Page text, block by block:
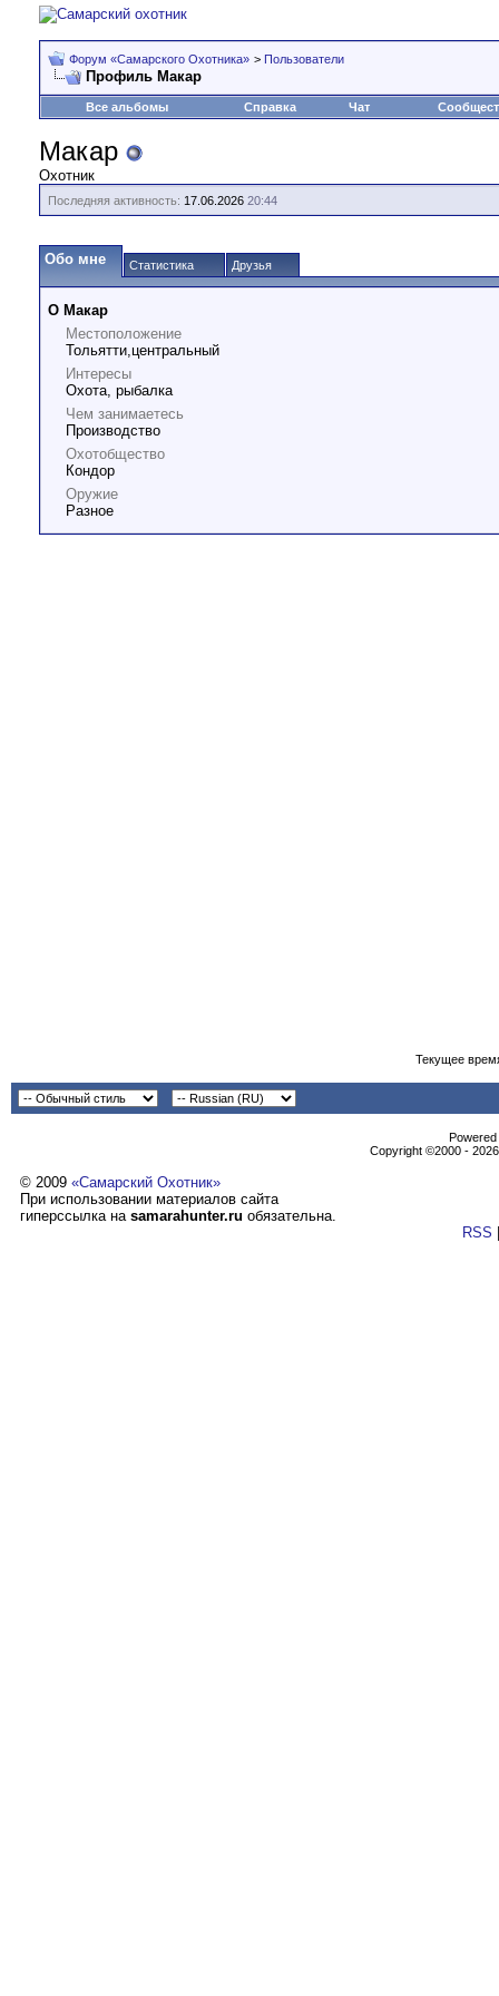
Форум «Самарского Охотника» > Пользователи
Профиль Макар
Все альбомы Справка Чат
Макар
Охотник
Последняя активность: 17.06.2026 20:44
Обо мне Статистика Друзья
О Макар
Местоположение
Тольятти,центральный
Интересы
Охота, рыбалка
Чем занимаетесь
Производство
Охотобщество
Кондор
Оружие
Разное
Текущее
Copyright ©2000 -
© 2009 «Самарский Охотник»
При использовании материалов сайта
гиперссылка на samarahunter.ru обязательна.
RSS